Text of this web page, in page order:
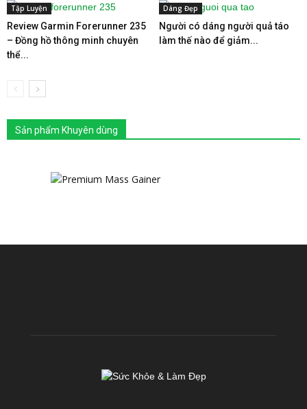
Tập Luyện
Review Garmin Forerunner 235
– Đồng hồ thông minh chuyên
thể...
Dáng Đẹp
Người có dáng người quả táo
làm thế nào để giảm...
Sản phẩm Khuyên dùng